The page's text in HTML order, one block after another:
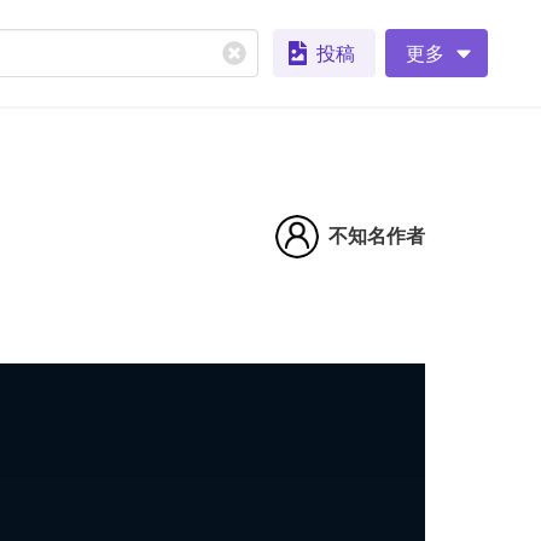
投稿 更多
不知名作者